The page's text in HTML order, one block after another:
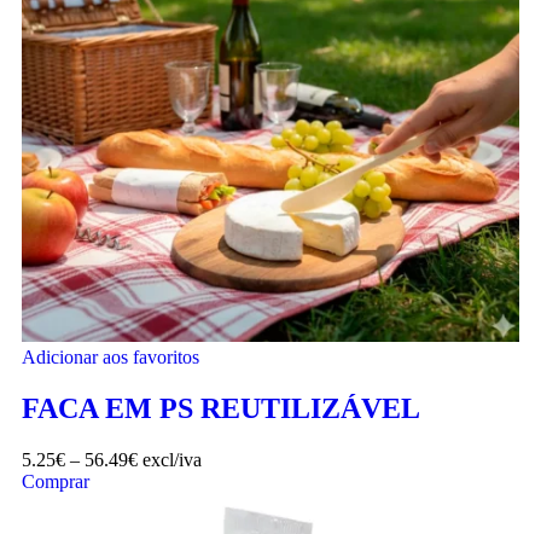
Adicionar aos favoritos
FACA EM PS REUTILIZÁVEL
5.25€ – 56.49€ excl/iva
Comprar